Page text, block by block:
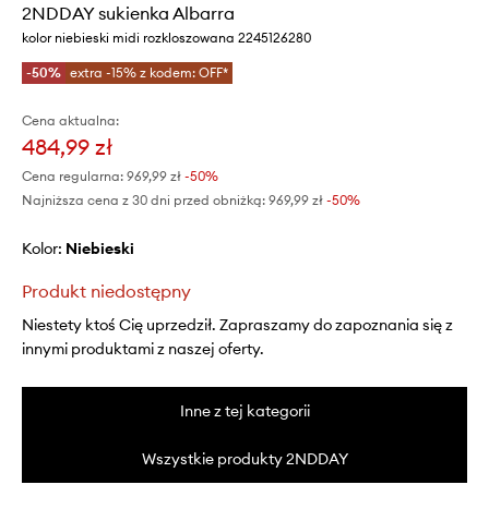
2NDDAY sukienka Albarra
kolor niebieski midi rozkloszowana 2245126280
-50% extra -15% z kodem: OFF*
Cena aktualna:
484,99 zł
Cena regularna: 969,99 zł -50%
Najniższa cena z 30 dni przed obniżką: 969,99 zł -50%
Kolor: niebieski
Produkt niedostępny
Niestety ktoś Cię uprzedził. Zapraszamy do zapoznania się z
innymi produktami z naszej oferty.
Inne z tej kategorii
Wszystkie produkty 2NDDAY